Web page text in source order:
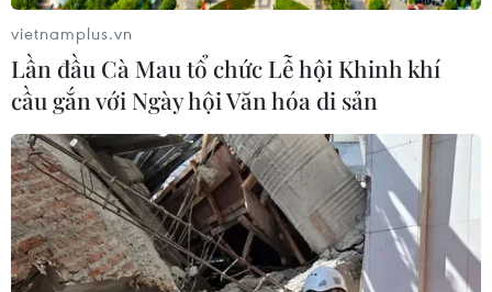
vietnamplus.vn
Lần đầu Cà Mau tổ chức Lễ hội Khinh khí
cầu gắn với Ngày hội Văn hóa di sản